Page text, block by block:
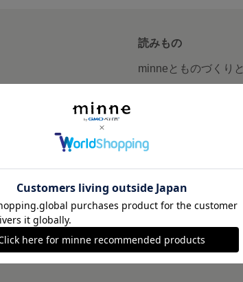
ト
読みもの
minneとものづくりと
minneの本
広告出稿について